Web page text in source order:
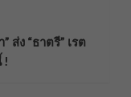
ง “ธาตรี” เรต
!